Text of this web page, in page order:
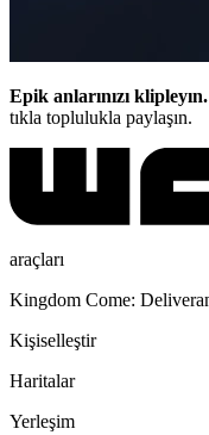
Epik anlarınızı klipleyın.
tıkla toplulukla paylaşın.
araçları
Kingdom Come:
Kişiselleştir
Haritalar
Yerleşim